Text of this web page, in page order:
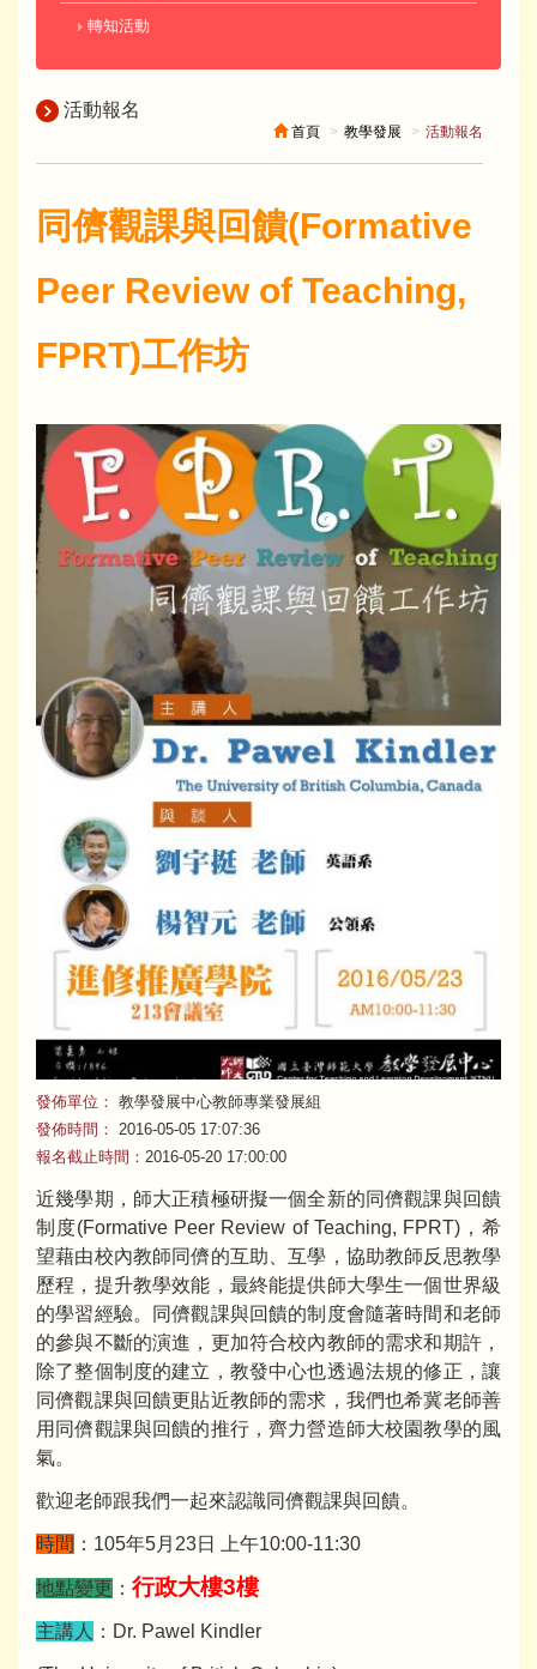
轉知活動
活動報名
首頁 教學發展 活動報名
同儕觀課與回饋(Formative
Peer Review of Teaching,
FPRT)工作坊
發佈單位： 教學發展中心教師專業發展組
發佈時間：
2016-05-05 17:07:36
報名截止時間： 2016-05-20 17:00:00
近幾學期，師大正積極研擬一個全新的同儕觀課與回饋
制度(Formative Peer Review of Teaching, FPRT)，希
望藉由校內教師同儕的互助、互學，協助教師反思教學
歷程，提升教學效能，最終能提供師大學生一個世界級
的學習經驗。同儕觀課與回饋的制度會隨著時間和老師
的參與不斷的演進，更加符合校內教師的需求和期許，
除了整個制度的建立，教發中心也透過法規的修正，讓
同儕觀課與回饋更貼近教師的需求，我們也希冀老師善
用同儕觀課與回饋的推行，齊力營造師大校園教學的風
氣。
歡迎老師跟我們一起來認識同儕觀課與回饋。
時間 ：105年5月23日 上午10:00-11:30
地點變更 ： 行政大樓3樓
主講人 ：Dr. Pawel Kindler